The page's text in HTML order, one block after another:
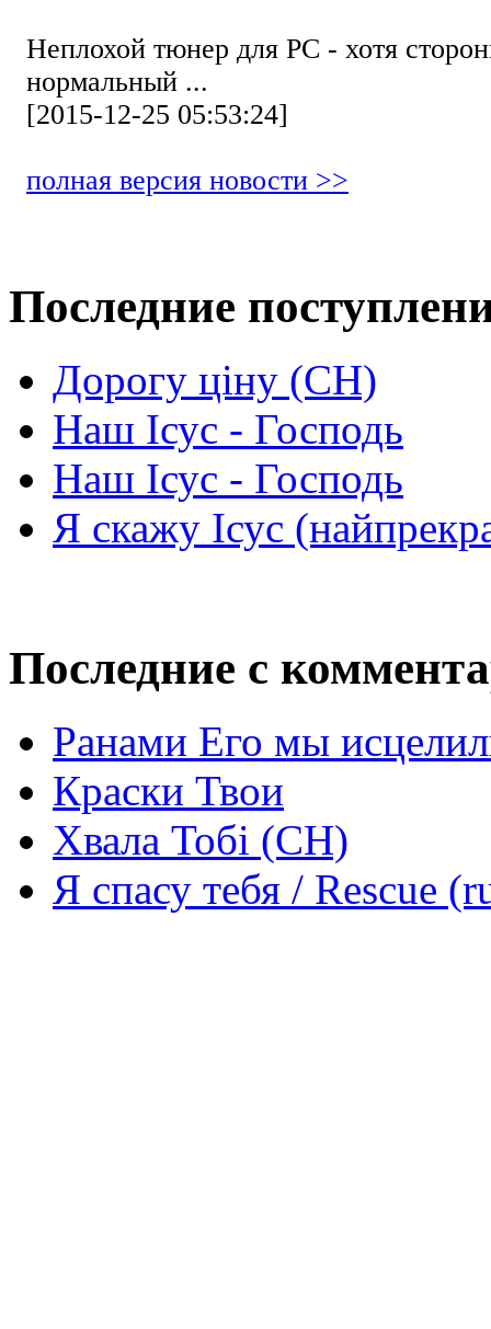
Неплохой тюнер для РС - хотя
нормальный ...
[2015-12-25 05:53:24]
полная версия новости >>
Последние
Дорогу ціну (СН)
Наш Ісус - Господь
Наш Ісус - Господь
Я скажу Ісус
Последние с
Ранами Его мы
Краски Твои
Хвала Тобі (СН)
Я спасу тебя / Rescue